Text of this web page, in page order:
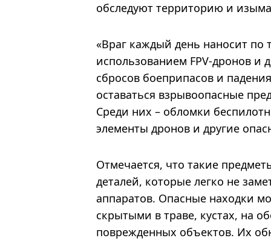
обследуют территорию и
«Враг каждый день наносит
использованием FPV-дронов и
сбросов боеприпасов и
оставаться взрывоопасные
Среди них – обломки
элементы дронов и другие
Отмечается, что такие
деталей, которые легко не
аппаратов. Опасные находки
скрытыми в траве, кустах, на
поврежденных объектов. Их